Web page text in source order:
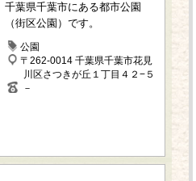
千葉県千葉市にある都市公園
（街区公園）です。
公園
〒262-0014 千葉県千葉市花見
川区さつきが丘１丁目４２−５
－